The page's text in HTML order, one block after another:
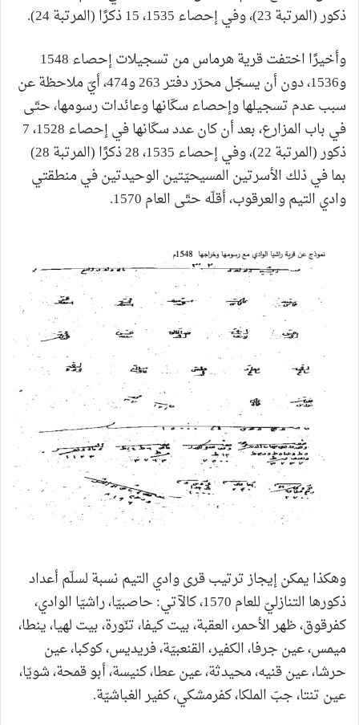
ذكور (المرتبة 23)، وفي إحصاء 1535، 15 ذكرًا (المرتبة 24).
وأخيرًا اختفت قرية هرماس من تسجيلات إحصاء 1548
و1536، دون أن يسجّل محرّر دفتر 263 و474، أيّ ملاحظة عن
سبب عدم تسجيلها وإحصاء سكّانها وعائدات رسومها، حتّى
في باب المزارع، بعد أن كان عدد سكّانها في إحصاء 1528، 7
ذكور (المرتبة 22)، وفي إحصاء 1535، 28 ذكرًا (المرتبة 28)
بما في ذلك الأسرتين المسيحيّتين الوحيدتين في منطقتي
وادي التيم والعرقوب، أقلّه حتّى العام 1570.
وهكذا يمكن إيجاز ترتيب قرى وادي التيم نسبة لسلّم أعداد
ذكورها التنازليّ للعام 1570، كالآتي: حاصبيّا، راشيّا الوادي،
كفرقوق، ظهر الأحمر، العقبة، بيت كيفا، تنّورة، بيت لهيا، ينطا،
ميمس، عين جرفا، الكفير، القنعبيّة، فريديس، كوكبا، عين
حرشا، عين قنيه، محيدثة، عين عطا، كنيسة، أبو قمحة، شويّا،
عين تنتا، جبّ الملكا، كفرمشكي، كفير الغباشيّة.